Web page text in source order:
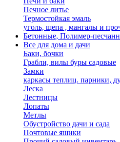
Печное литье
Термостойкая эмаль
уголь, щепа , мангалы и
Бетонные, Полимер-
Все для дома и дачи
Баки, бочки
Грабли, вилы буры садовые
Замки
каркасы теплиц. парники,
Леска
Лестницы
Лопаты
Метлы
Обустройство дачи и сада
Почтовые ящики